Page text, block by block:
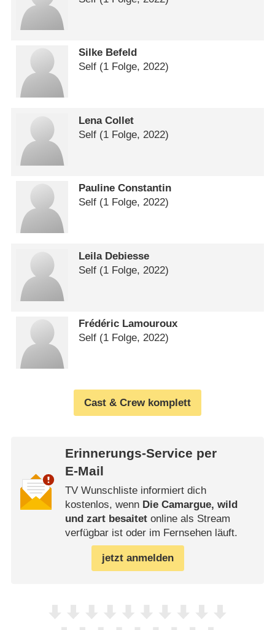
Silke Befeld
Self (1 Folge, 2022)
Lena Collet
Self (1 Folge, 2022)
Pauline Constantin
Self (1 Folge, 2022)
Leila Debiesse
Self (1 Folge, 2022)
Frédéric Lamouroux
Self (1 Folge, 2022)
Cast & Crew komplett
Erinnerungs-Service per
E-Mail
TV Wunschliste informiert dich
kostenlos, wenn Die Camargue, wild
und zart besaitetonline als Stream
verfügbar ist oder im Fernsehen läuft.
jetzt anmelden